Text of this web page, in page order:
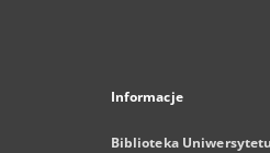
Informacje
Biblioteka Uniwersytetu